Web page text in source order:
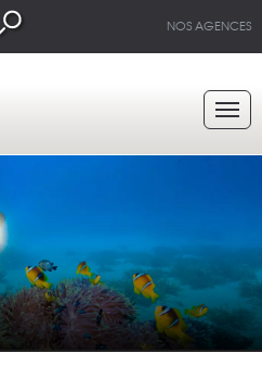
NOS AGENCES